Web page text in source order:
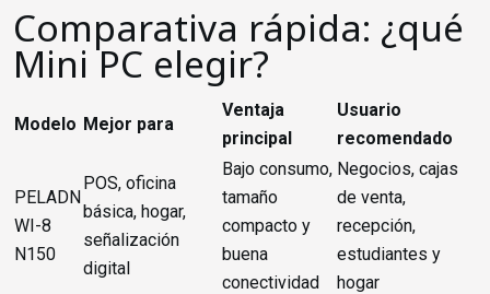
Comparativa rápida: ¿qué
Mini PC elegir?
Modelo Mejor para
Ventaja
principal
Usuario
recomendado
PELADN
WI-8
N150
POS, oficina
básica, hogar,
señalización
digital
Bajo consumo,
tamaño
compacto y
buena
conectividad
Negocios, cajas
de venta,
recepción,
estudiantes y
hogar